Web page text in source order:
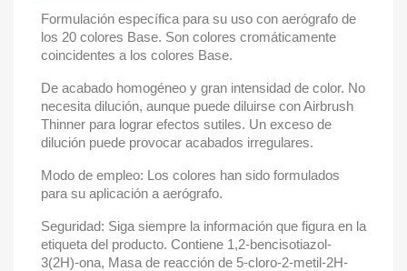
Formulación específica para su uso con aerógrafo de
los 20 colores Base. Son colores cromáticamente
coincidentes a los colores Base.
De acabado homogéneo y gran intensidad de color. No
necesita dilución, aunque puede diluirse con Airbrush
Thinner para lograr efectos sutiles. Un exceso de
dilución puede provocar acabados irregulares.
Modo de empleo: Los colores han sido formulados
para su aplicación a aerógrafo.
Seguridad: Siga siempre la información que figura en la
etiqueta del producto. Contiene 1,2-bencisotiazol-
3(2H)-ona, Masa de reacción de 5-cloro-2-metil-2H-